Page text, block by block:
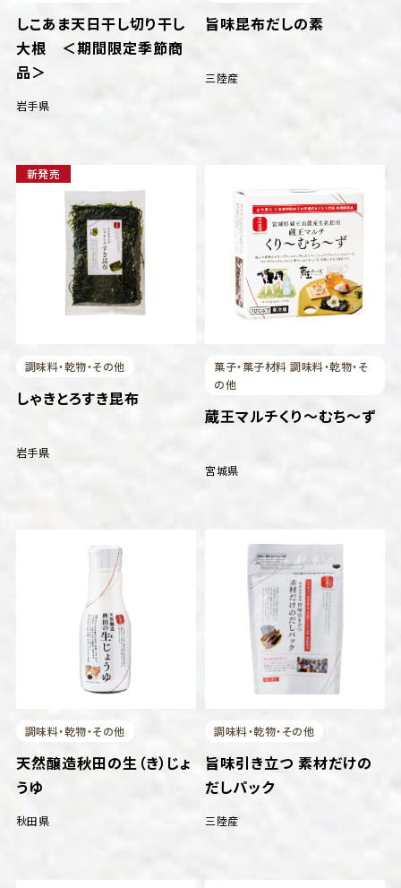
しこあま天日干し切り干し
大根 ＜期間限定季節商
品＞
岩手県
旨味昆布だしの素
三陸産
新発売
調味料・乾物・その他
しゃきとろすき昆布
岩手県
菓子・菓子材料 調味料・乾物・そ
の他
蔵王マルチくり～むち～ず
宮城県
調味料・乾物・その他
天然醸造秋田の生（き）じょ
うゆ
秋田県
調味料・乾物・その他
旨味引き立つ 素材だけの
だしパック
三陸産